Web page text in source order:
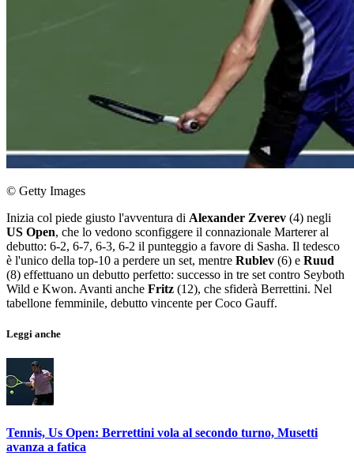
© Getty Images
Inizia col piede giusto l'avventura di Alexander Zverev (4) negli
US Open, che lo vedono sconfiggere il connazionale Marterer al
debutto: 6-2, 6-7, 6-3, 6-2 il punteggio a favore di Sasha. Il tedesco
è l'unico della top-10 a perdere un set, mentre Rublev (6) e Ruud
(8) effettuano un debutto perfetto: successo in tre set contro Seyboth
Wild e Kwon. Avanti anche Fritz (12), che sfiderà Berrettini. Nel
tabellone femminile, debutto vincente per Coco Gauff.
Leggi anche
Tennis, Us Open: Berrettini vola al secondo turno, Musetti
avanza a fatica